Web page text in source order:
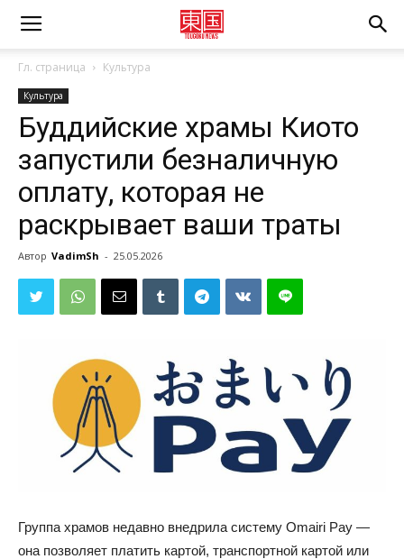
Гл. страница Культура
Культура
Буддийские храмы Киото
запустили безналичную
оплату, которая не
раскрывает ваши траты
Автор VadimSh - 25.05.2026
Группа храмов недавно внедрила систему Omairi Pay —
она позволяет платить картой, транспортной картой или